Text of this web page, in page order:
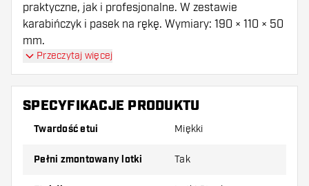
praktyczne, jak i profesjonalne. W zestawie
karabińczyk i pasek na rękę. Wymiary: 190 × 110 × 50
mm.
Przeczytaj więcej
SPECYFIKACJE PRODUKTU
Twardość etui Miękki
pełni zmontowany lotki Tak